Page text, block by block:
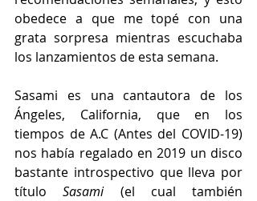
obedece a que me topé con una
grata sorpresa mientras escuchaba
los lanzamientos de esta semana.
Sasami es una cantautora de los
Ángeles, California, que en los
tiempos de A.C (Antes del COVID-19)
nos había regalado en 2019 un disco
bastante introspectivo que lleva por
título Sasami (el cual también